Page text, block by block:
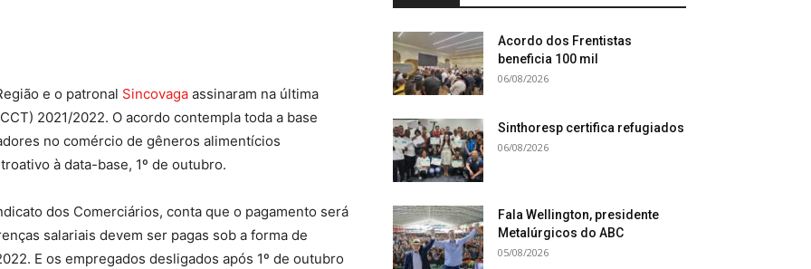
e o patronal Sincovaga assinaram na última
2021/2022. O acordo contempla toda a base
no comércio de gêneros alimentícios
à data-base, 1º de outubro.
dos Comerciários, conta que o pagamento será
salariais devem ser pagas sob a forma de
E os empregados desligados após 1º de outubro
Acordo dos Frentistas
beneficia 100 mil
06/08/2026
Sinthoresp certifica refugiados
06/08/2026
Fala Wellington, presidente
Metalúrgicos do ABC
05/08/2026